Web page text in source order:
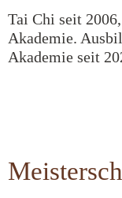
Tai Chi seit
Akademie.
Akademie seit